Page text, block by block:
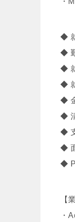
◆
◆
◆
◆
◆
◆
◆
◆
◆
【
・